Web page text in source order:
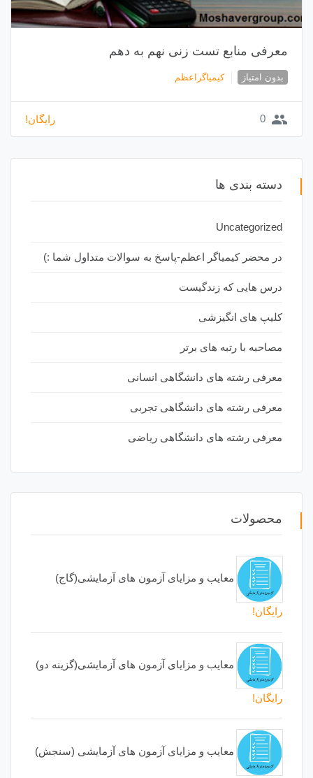
معرفی منابع تست زنی نهم به دهم
بدون امتیاز کیمیاگراعظم
group
0 رایگان!
دسته بندی ها
Uncategorized
در محضر کیمیاگر اعظم-پاسخ به سوالات متداول شما :)
درس هایی که زندگیست
کلیپ های انگیزشی
مصاحبه با رتبه های برتر
معرفی رشته های دانشگاهی انسانی
معرفی رشته های دانشگاهی تجربی
معرفی رشته های دانشگاهی ریاضی
محصولات
معایب و مزایای آزمون های آزمایشی(گاج)
رایگان!
معایب و مزایای آزمون های آزمایشی(گزینه دو)
رایگان!
معایب و مزایای آزمون های آزمایشی (سنجش)